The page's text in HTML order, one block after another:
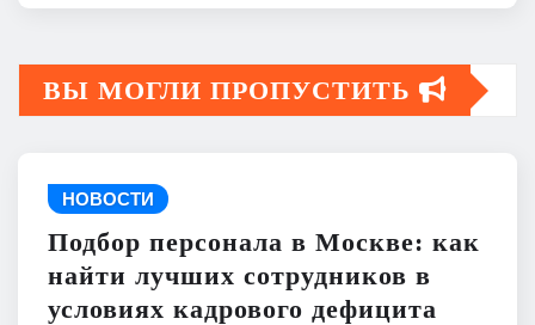
ВЫ МОГЛИ ПРОПУСТИТЬ
НОВОСТИ
Подбор персонала в Москве: как
найти лучших сотрудников в
условиях кадрового дефицита